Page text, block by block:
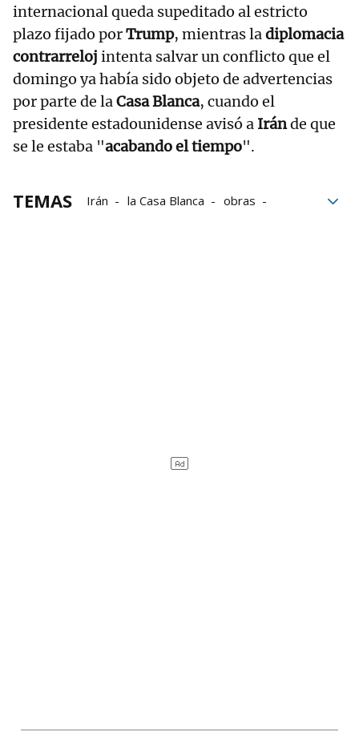
internacional queda supeditado al estricto
plazo fijado porTrump, mientras ladiplomacia
contrarreloj intenta salvar un conflicto que el
domingo ya había sido objeto de advertencias
por parte de laCasa Blanca, cuando el
presidente estadounidense avisó a Iránde que
se le estaba "acabando el tiempo".
TEMAS Irán la Casa Blanca
obras